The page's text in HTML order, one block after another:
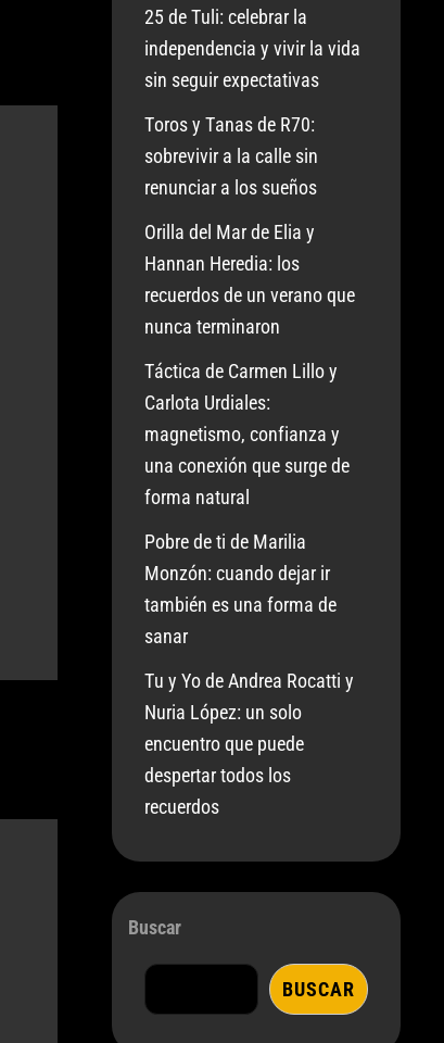
25 de Tuli: celebrar la
independencia y vivir la vida
sin seguir expectativas
Toros y Tanas de R70:
sobrevivir a la calle sin
renunciar a los sueños
Orilla del Mar de Elia y
Hannan Heredia: los
recuerdos de un verano que
nunca terminaron
Táctica de Carmen Lillo y
Carlota Urdiales:
magnetismo, confianza y
una conexión que surge de
forma natural
Pobre de ti de Marilia
Monzón: cuando dejar ir
también es una forma de
sanar
Tu y Yo de Andrea Rocatti y
Nuria López: un solo
encuentro que puede
despertar todos los
recuerdos
Buscar
BUSCAR